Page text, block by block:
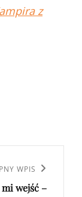
z
WPIS
wejść –